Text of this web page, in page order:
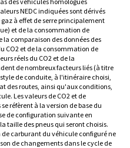
NEDC indiquées sont dérivés
gaz à effet de serre principalement
et de la consommation de
comparaison des données des
CO2 et de la consommation de
réels du CO2 et de la
de nombreux facteurs liés (à titre
de conduite, à l'itinéraire choisi,
des routes, ainsi qu'aux conditions,
Les valeurs de CO2 et de
réfèrent à la version de base du
de configuration suivante en
taille des pneus qui seront choisis.
carburant du véhicule configuré ne
de changements dans le cycle de